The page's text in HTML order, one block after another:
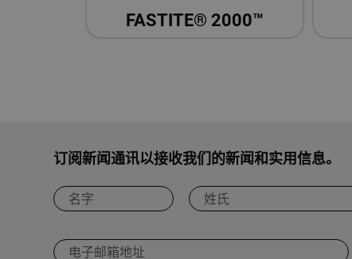
FASTITE® 2000™
订阅新闻通讯以接收我们的新闻和实用信息。